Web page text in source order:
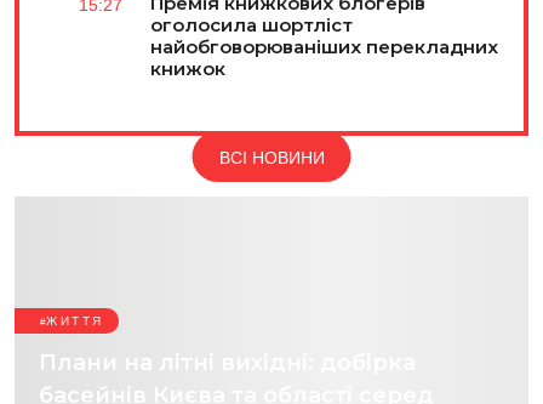
15:27
оголосила шортліст
найобговорюваніших перекладних
книжок
ВСІ НОВИНИ
ЖИТТЯ
Плани на літні вихідні: добірка
басейнів Києва та області серед